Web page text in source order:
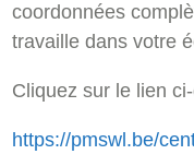
coordonnées
travaille dans votre
Cliquez sur le lien
https://pmswl.be/